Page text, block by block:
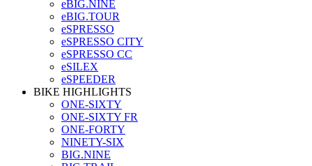
eBIG.NINE
eBIG.TOUR
eSPRESSO
eSPRESSO CITY
eSPRESSO CC
eSILEX
eSPEEDER
BIKE HIGHLIGHTS
ONE-SIXTY
ONE-SIXTY FR
ONE-FORTY
NINETY-SIX
BIG.NINE